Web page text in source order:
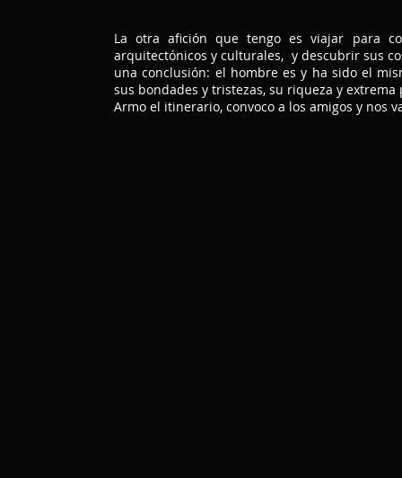
La otra afición que tengo es viajar para
arquitectónicos y culturales, y descubrir sus
una conclusión: el hombre es y ha sido el
sus bondades y tristezas, su riqueza y extrema
Armo el itinerario, convoco a los amigos y nos